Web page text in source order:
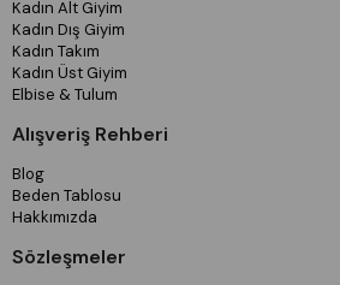
Kadın Alt Giyim
Kadın Dış Giyim
Kadın Takım
Kadın Üst Giyim
Elbise & Tulum
Alışveriş Rehberi
Blog
Beden Tablosu
Hakkımızda
Sözleşmeler